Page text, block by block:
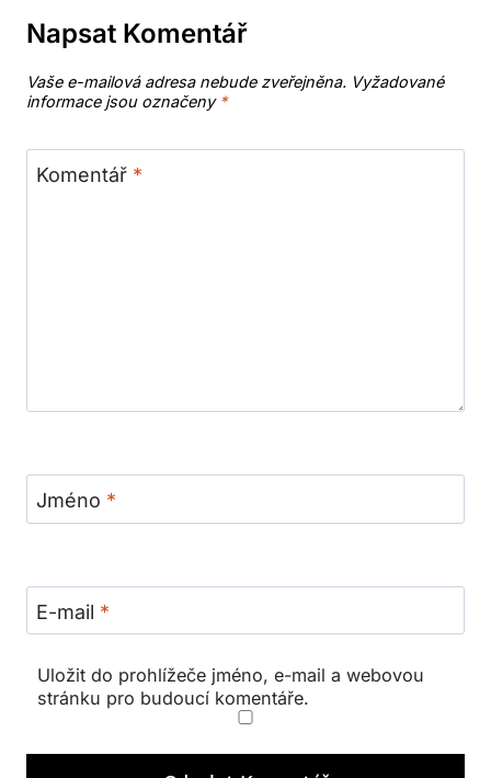
Napsat Komentář
Vaše e-mailová adresa nebude zveřejněna. Vyžadované
informace jsou označeny *
Komentář *
Jméno *
E-mail *
Uložit do prohlížeče jméno, e-mail a webovou
stránku pro budoucí komentáře.